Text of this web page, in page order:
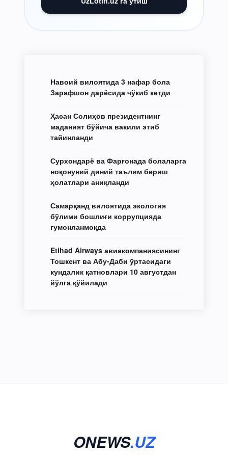
Навоий вилоятида 3 нафар бола
Зарафшон дарёсида чўкиб кетди
Ҳасан Солиҳов президентнинг
маданият бўйича вакили этиб
тайинланди
Сурхондарё ва Фарғонада болаларга
ноқонуний диний таълим бериш
ҳолатлари аниқланди
Самарқанд вилоятида экология
бўлими бошлиғи коррупцияда
гумонланмоқда
Etihad Airways авиакомпаниясининг
Тошкент ва Абу-Даби ўртасидаги
кундалик қатновлари 10 августдан
йўлга қўйилади
ONEWS.UZ